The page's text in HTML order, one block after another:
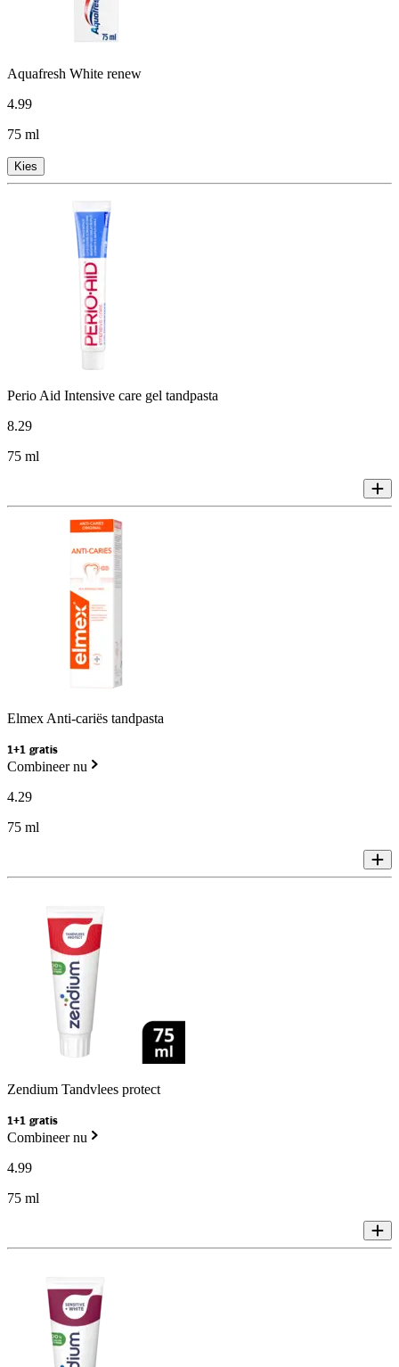
Aquafresh White renew
4.99
75 ml
Kies
Perio Aid Intensive care gel tandpasta
8.29
75 ml
Elmex Anti-cariës tandpasta
1+1 gratis
Combineer nu
4.29
75 ml
Zendium Tandvlees protect
1+1 gratis
Combineer nu
4.99
75 ml